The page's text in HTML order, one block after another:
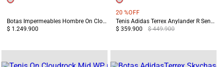
Botas Impermeables Hombre On Cloudrock Mid WP Negro
$ 1.249.900
20 %OFF
Tenis Adidas Terrex Anylander R Senderismo Mujer Gris
$ 359.900
$ 449.900